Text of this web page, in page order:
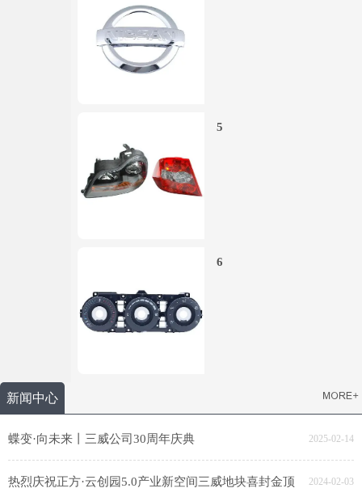
5
6
新闻中心
蝶变·向未来丨三威公司30周年庆典 2025-02-14
热烈庆祝正方·云创园5.0产业新空间三威地块喜封金顶 2024-02-03